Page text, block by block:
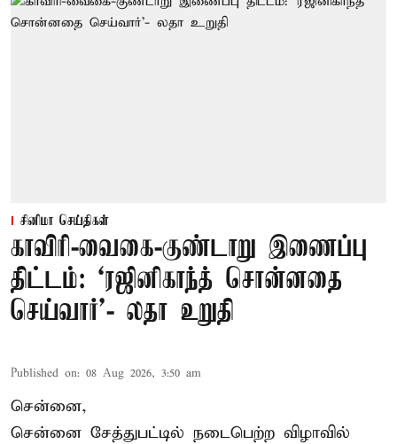
சினிமா செய்திகள்
காவிரி-வைகை-குண்டாறு இணைப்பு
திட்டம்: ‘ரஜினிகாந்த் சொன்னதை
செய்வார்’- லதா உறுதி
Published on: 08 Aug 2026, 3:50 am
சென்னை,
சென்னை சேத்துபட்டில் நடைபெற்ற விழாவில்